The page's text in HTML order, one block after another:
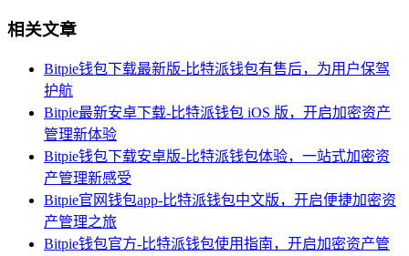
相关文章
Bitpie钱包下载最新版-比特派钱包有售后，为用户保驾
护航
Bitpie最新安卓下载-比特派钱包 iOS 版，开启加密资产
管理新体验
Bitpie钱包下载安卓版-比特派钱包体验，一站式加密资
产管理新感受
Bitpie官网钱包app-比特派钱包中文版，开启便捷加密资
产管理之旅
Bitpie钱包官方-比特派钱包使用指南，开启加密资产管